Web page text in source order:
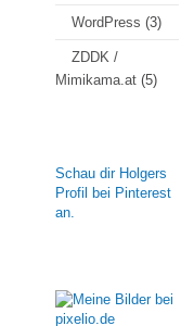
WordPress (3)
ZDDK /
Mimikama.at (5)
Schau dir Holgers
Profil bei Pinterest
an.